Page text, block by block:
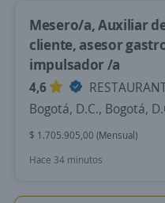
Mesero/a, Auxiliar
cliente, asesor
impulsador /a
4,6
Bogotá, D.C., Bogotá,
$ 1.705.905,00 (Mensual)
Hace 34 minutos